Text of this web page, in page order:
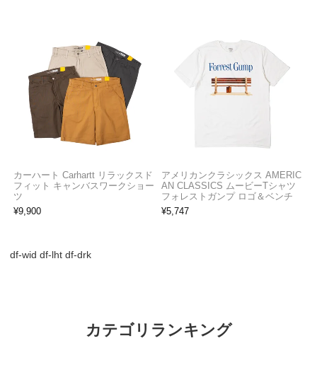
カーハート Carhartt リラックスド
フィット キャンバスワークショー
ツ
¥9,900
アメリカンクラシックス AMERIC
AN CLASSICS ムービーTシャツ
フォレストガンプ ロゴ＆ベンチ
¥5,747
df-wid df-lht df-drk
カテゴリランキング